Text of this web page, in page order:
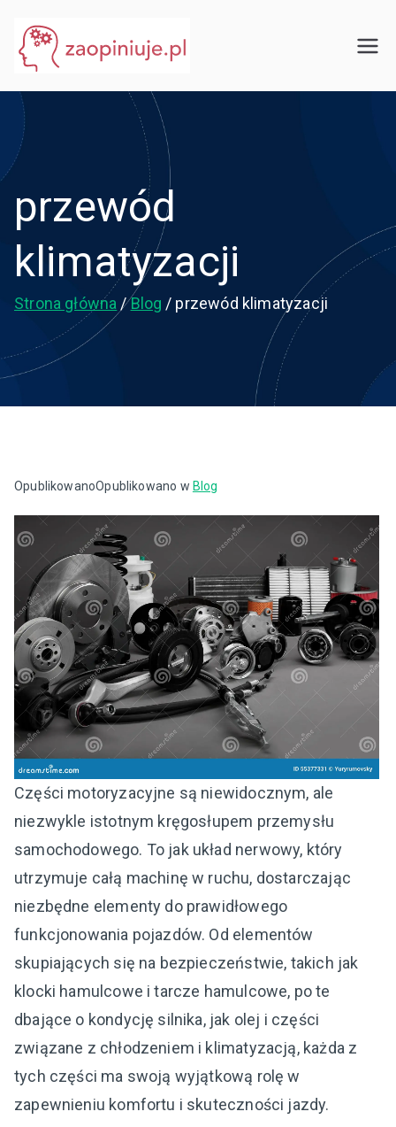
treści
przewód
klimatyzacji
Strona główna Blog przewód klimatyzacji
OpublikowanoOpublikowano w Blog
Części motoryzacyjne są niewidocznym, ale
niezwykle istotnym kręgosłupem przemysłu
samochodowego. To jak układ nerwowy, który
utrzymuje całą machinę w ruchu, dostarczając
niezbędne elementy do prawidłowego
funkcjonowania pojazdów. Od elementów
skupiających się na bezpieczeństwie, takich jak
klocki hamulcowe i tarcze hamulcowe, po te
dbające o kondycję silnika, jak olej i części
związane z chłodzeniem i klimatyzacją, każda z
tych części ma swoją wyjątkową rolę w
zapewnieniu komfortu i skuteczności jazdy.